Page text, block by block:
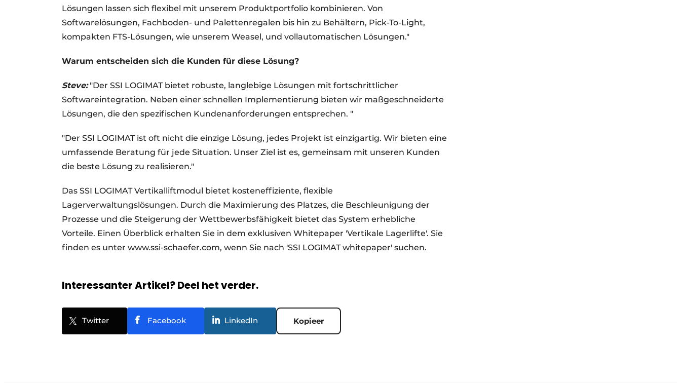
Lösungen lassen sich flexibel mit unserem Produktportfolio kombinieren. Von
Softwarelösungen, Fachboden- und Palettenregalen bis hin zu Behältern, Pick-To-Light,
kompakten FTS-Lösungen, wie unserem Weasel, und vollautomatischen Lösungen."
Warum entscheiden sich die Kunden für diese Lösung?
Steve:"Der SSI LOGIMAT bietet robuste, langlebige Lösungen mit fortschrittlicher
Softwareintegration. Neben einer schnellen Implementierung bieten wir maßgeschneiderte
Lösungen, die den spezifischen Kundenanforderungen entsprechen. "
"Der SSI LOGIMAT ist oft nicht die einzige Lösung, jedes Projekt ist einzigartig. Wir bieten eine
umfassende Beratung für jede Situation. Unser Ziel ist es, gemeinsam mit unseren Kunden
die beste Lösung zu realisieren."
Das SSI LOGIMAT Vertikalliftmodul bietet kosteneffiziente, flexible
Lagerverwaltungslösungen. Durch die Maximierung des Platzes, die Beschleunigung der
Prozesse und die Steigerung der Wettbewerbsfähigkeit bietet das System erhebliche
Vorteile. Einen Überblick erhalten Sie in dem exklusiven Whitepaper 'Vertikale Lagerlifte'. Sie
finden es unter www.ssi-schaefer.com, wenn Sie nach 'SSI LOGIMAT whitepaper' suchen.
Interessanter Artikel? Deel het verder.
Twitter Facebook LinkedIn Kopieer